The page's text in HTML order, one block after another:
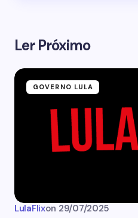
Ler Próximo
GOVERNO LULA
LulaFlixon 29/07/2025